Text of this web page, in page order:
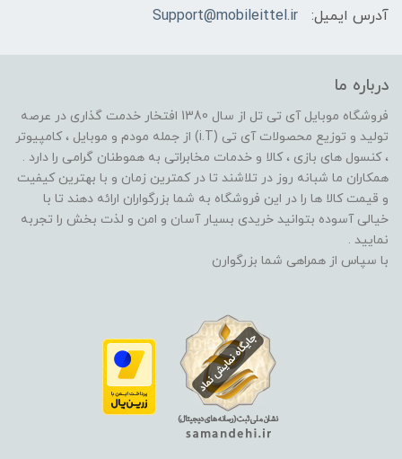
آدرس ایمیل:
Support@mobileittel.ir
درباره ما
فروشگاه موبایل آی تی تل از سال 1380 افتخار خدمت گذاری در عرصه
تولید و توزیع محصولات آی تی (i.T) از جمله مودم و موبایل ، کامپیوتر
، کنسول های بازی ، کالا و خدمات مخابراتی به هموطنان گرامی را دارد .
همکاران ما شبانه روز در تلاشند تا در کمترین زمان و با بهترین کیفیت
و قیمت کالا ها را در این فروشگاه به شما بزرگواران ارائه دهند تا با
خیالی آسوده بتوانید خریدی بسیار آسان و امن و لذت بخش را تجربه
نمایید .
با سپاس از همراهی شما بزرگوارن